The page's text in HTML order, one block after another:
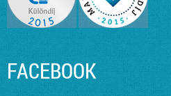
FACEBOOK